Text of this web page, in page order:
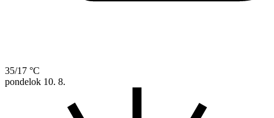
35/17 °C
pondelok 10. 8.